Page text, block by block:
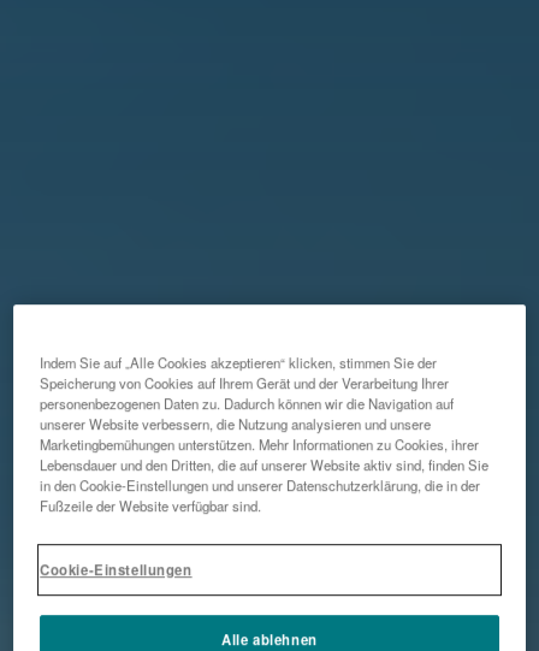
Indem Sie auf „Alle Cookies akzeptieren“ klicken, stimmen Sie der
Speicherung von Cookies auf Ihrem Gerät und der Verarbeitung Ihrer
personenbezogenen Daten zu. Dadurch können wir die Navigation auf
unserer Website verbessern, die Nutzung analysieren und unsere
Marketingbemühungen unterstützen. Mehr Informationen zu Cookies, ihrer
Lebensdauer und den Dritten, die auf unserer Website aktiv sind, finden Sie
in den Cookie-Einstellungen und unserer Datenschutzerklärung, die in der
Fußzeile der Website verfügbar sind.
Cookie-Einstellungen
Alle ablehnen